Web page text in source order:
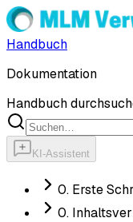
Handbuch
Dokumentation
Handbuch
KI-Assistent
0. Erste
0.